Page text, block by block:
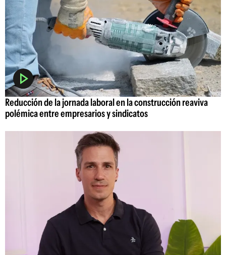
Reducción de la jornada laboral en la construcción reaviva
polémica entre empresarios y sindicatos